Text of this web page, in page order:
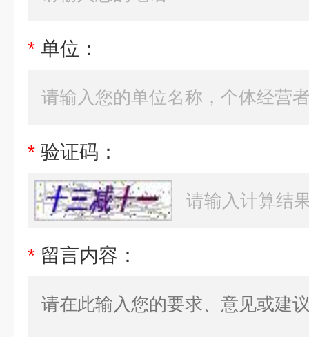
* 单位：
* 验证码：
* 留言内容：